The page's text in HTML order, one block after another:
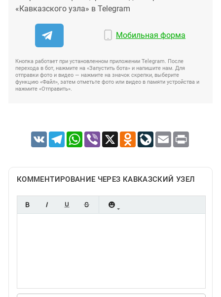
«Кавказского узла» в Telegram
Мобильная форма
Кнопка работает при установленном приложении Telegram. После
перехода в бот, нажмите на «Запустить бота» и напишите нам. Для
отправки фото и видео — нажмите на значок скрепки, выберите
функцию «Файл», затем отметьте фото или видео в памяти устройства и
нажмите «Отправить».
VK TelegramWhatsApp
Viber X Odnoklassniki
LiveJournal
Email Print
КОММЕНТИРОВАНИЕ ЧЕРЕЗ КАВКАЗСКИЙ УЗЕЛ